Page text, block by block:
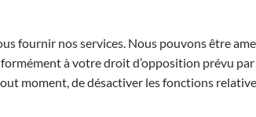
fournir nos services. Nous pouvons être
à votre droit d’opposition prévu
moment, de désactiver les fonctions